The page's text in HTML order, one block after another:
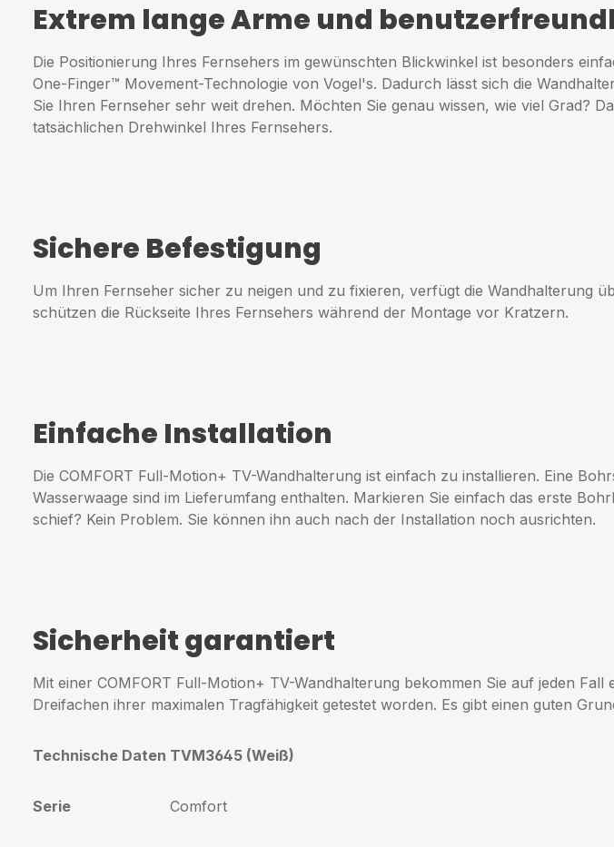
Extrem lange Arme und
Die Positionierung Ihres Fernsehers im gewünschten Blickwinkel ist besonders
One-Finger™ Movement-Technologie von Vogel's. Dadurch lässt sich die
Sie Ihren Fernseher sehr weit drehen. Möchten Sie genau wissen, wie viel Grad?
tatsächlichen Drehwinkel Ihres Fernsehers.
Sichere Befestigung
Um Ihren Fernseher sicher zu neigen und zu fixieren, verfügt die Wandhalterung
schützen die Rückseite Ihres Fernsehers während der Montage vor Kratzern.
Einfache Installation
Die COMFORT Full-Motion+ TV-Wandhalterung ist einfach zu installieren. Eine
Wasserwaage sind im Lieferumfang enthalten. Markieren Sie einfach das erste
schief? Kein Problem. Sie können ihn auch nach der Installation noch ausrichten.
Sicherheit garantiert
Mit einer COMFORT Full-Motion+ TV-Wandhalterung bekommen Sie auf jeden
Dreifachen ihrer maximalen Tragfähigkeit getestet worden. Es gibt einen guten
Technische Daten TVM3645 (Weiß)
Serie Comfort